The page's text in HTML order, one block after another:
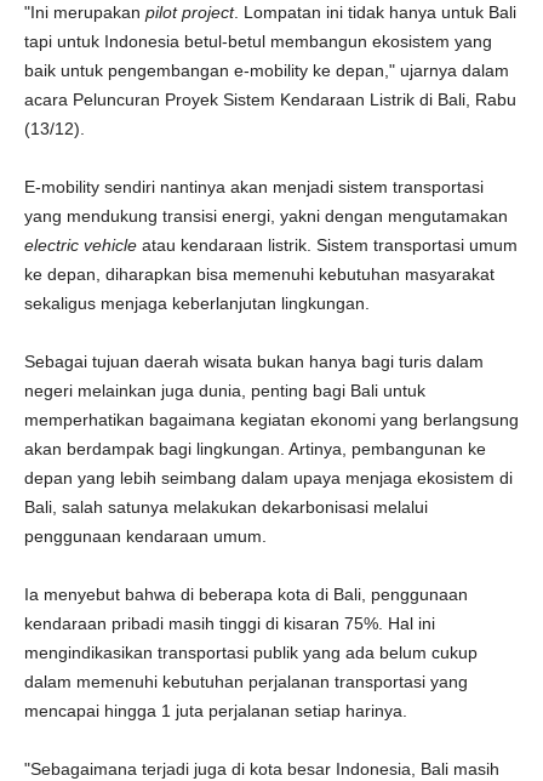
"Ini merupakan pilot project. Lompatan ini tidak hanya untuk Bali
tapi untuk Indonesia betul-betul membangun ekosistem yang
baik untuk pengembangan e-mobility ke depan," ujarnya dalam
acara Peluncuran Proyek Sistem Kendaraan Listrik di Bali, Rabu
(13/12).
E-mobility sendiri nantinya akan menjadi sistem transportasi
yang mendukung transisi energi, yakni dengan mengutamakan
electric vehicle atau kendaraan listrik. Sistem transportasi umum
ke depan, diharapkan bisa memenuhi kebutuhan masyarakat
sekaligus menjaga keberlanjutan lingkungan.
Sebagai tujuan daerah wisata bukan hanya bagi turis dalam
negeri melainkan juga dunia, penting bagi Bali untuk
memperhatikan bagaimana kegiatan ekonomi yang berlangsung
akan berdampak bagi lingkungan. Artinya, pembangunan ke
depan yang lebih seimbang dalam upaya menjaga ekosistem di
Bali, salah satunya melakukan dekarbonisasi melalui
penggunaan kendaraan umum.
Ia menyebut bahwa di beberapa kota di Bali, penggunaan
kendaraan pribadi masih tinggi di kisaran 75%. Hal ini
mengindikasikan transportasi publik yang ada belum cukup
dalam memenuhi kebutuhan perjalanan transportasi yang
mencapai hingga 1 juta perjalanan setiap harinya.
"Sebagaimana terjadi juga di kota besar Indonesia, Bali masih